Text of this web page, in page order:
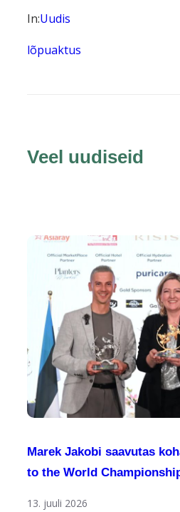
In:Uudis
lõpuaktus
Veel uudiseid
Marek Jakobi saavutas
to the World
13. juuli 2026